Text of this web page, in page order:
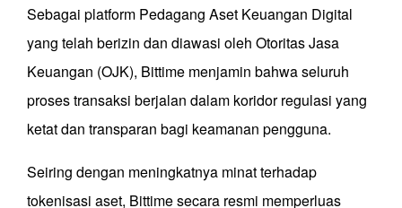
Sebagai platform Pedagang Aset Keuangan Digital
yang telah berizin dan diawasi oleh Otoritas Jasa
Keuangan (OJK), Bittime menjamin bahwa seluruh
proses transaksi berjalan dalam koridor regulasi yang
ketat dan transparan bagi keamanan pengguna.
Seiring dengan meningkatnya minat terhadap
tokenisasi aset, Bittime secara resmi memperluas